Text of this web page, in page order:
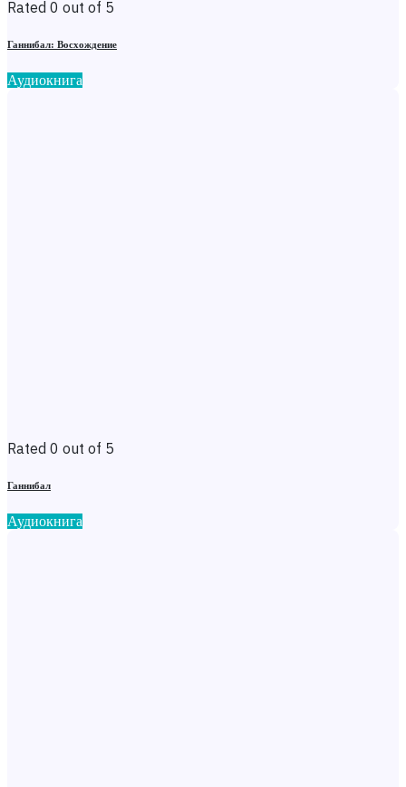
Rated 0 out of 5
Ганнибал: Восхождение
Аудиокнига
Rated 0 out of 5
Ганнибал
Аудиокнига